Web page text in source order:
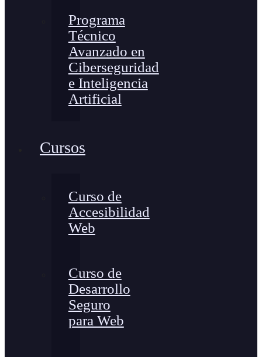
Programa
Técnico
Avanzado en
Ciberseguridad
e Inteligencia
Artificial
Cursos
Curso de
Accesibilidad
Web
Curso de
Desarrollo
Seguro
para Web